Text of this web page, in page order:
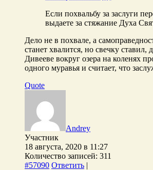
Если похвальбу за заслуги
выдаете за стяжание Духа
Дело не в похвале, а
станет хвалится, но свечку ставил,
Дивееве вокруг озера на коленях
одного муравья и считает, что
Quote
Andrey
Участник
18 августа, 2020 в 11:27
Количество записей: 311
#57090 Ответить |